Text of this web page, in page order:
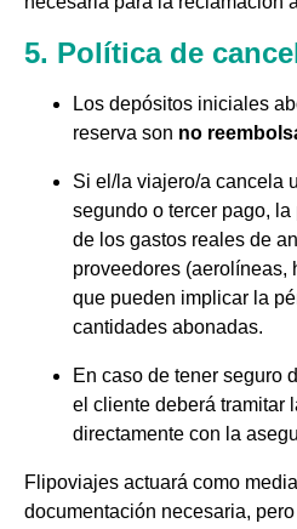
5. Política de
Los depósitos iniciales
reserva son no
Si el/la viajero/a cancela
segundo o tercer pago,
de los gastos reales de
proveedores (aerolíneas,
que pueden implicar la
cantidades abonadas.
En caso de tener seguro
el cliente deberá tramitar
directamente con la
Flipoviajes actuará como
documentación necesaria,